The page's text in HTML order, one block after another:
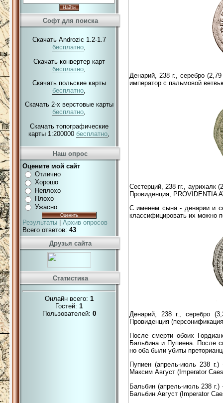
Софт для поиска
Скачать Androzic 1.2-1.7
бесплатно,
Скачать конвертер карт
бесплатно
Скачать польские карты
бесплатно
Скачать 2-х верстовые карты
бесплатно,
Скачать топографические
карты 1:200000 бесплатно
Наш опрос
Оцените мой сайт
Отлично
Хорошо
Неплохо
Плохо
Ужасно
Результаты
Архив опросов
Всего ответов: 43
Друзья сайта
Статистика
Онлайн всего: 1
Гостей: 1
Пользователей: 0
Денарий, 238 г., серебро
император с пальмовой
Сестерций, 238 гг., аурихалк
Провиденция, PROVIDENTIA
С именем сына - денарии и
классифицировать их можно
Денарий, 238 г., серебро
Провиденция
После смерти обоих
Бальбина и Пупиена. После
но оба были убиты
Пупиен (апрель-июль 238
Максим Август (Imperator
Бальбин (апрель-июль 238
Бальбин Август (Imperator